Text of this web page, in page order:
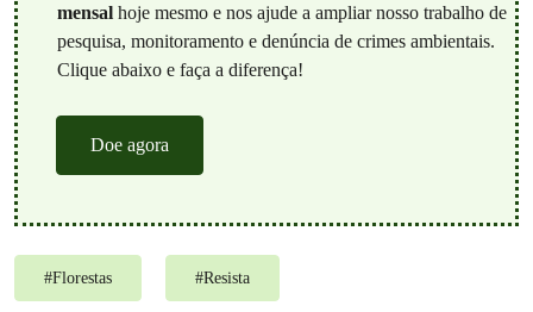
mensalhoje mesmo e nos ajude a ampliar nosso trabalho de
pesquisa, monitoramento e denúncia de crimes ambientais.
Clique abaixo e faça a diferença!
Doe agora
#Florestas #Resista